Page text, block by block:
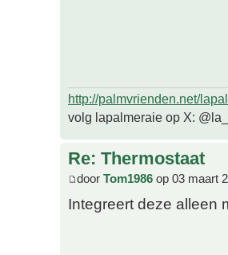
http://palmvrienden.net/
volg lapalmeraie op X:
Re: Thermostaat
door Tom1986 op 03 maart
Integreert deze alleen